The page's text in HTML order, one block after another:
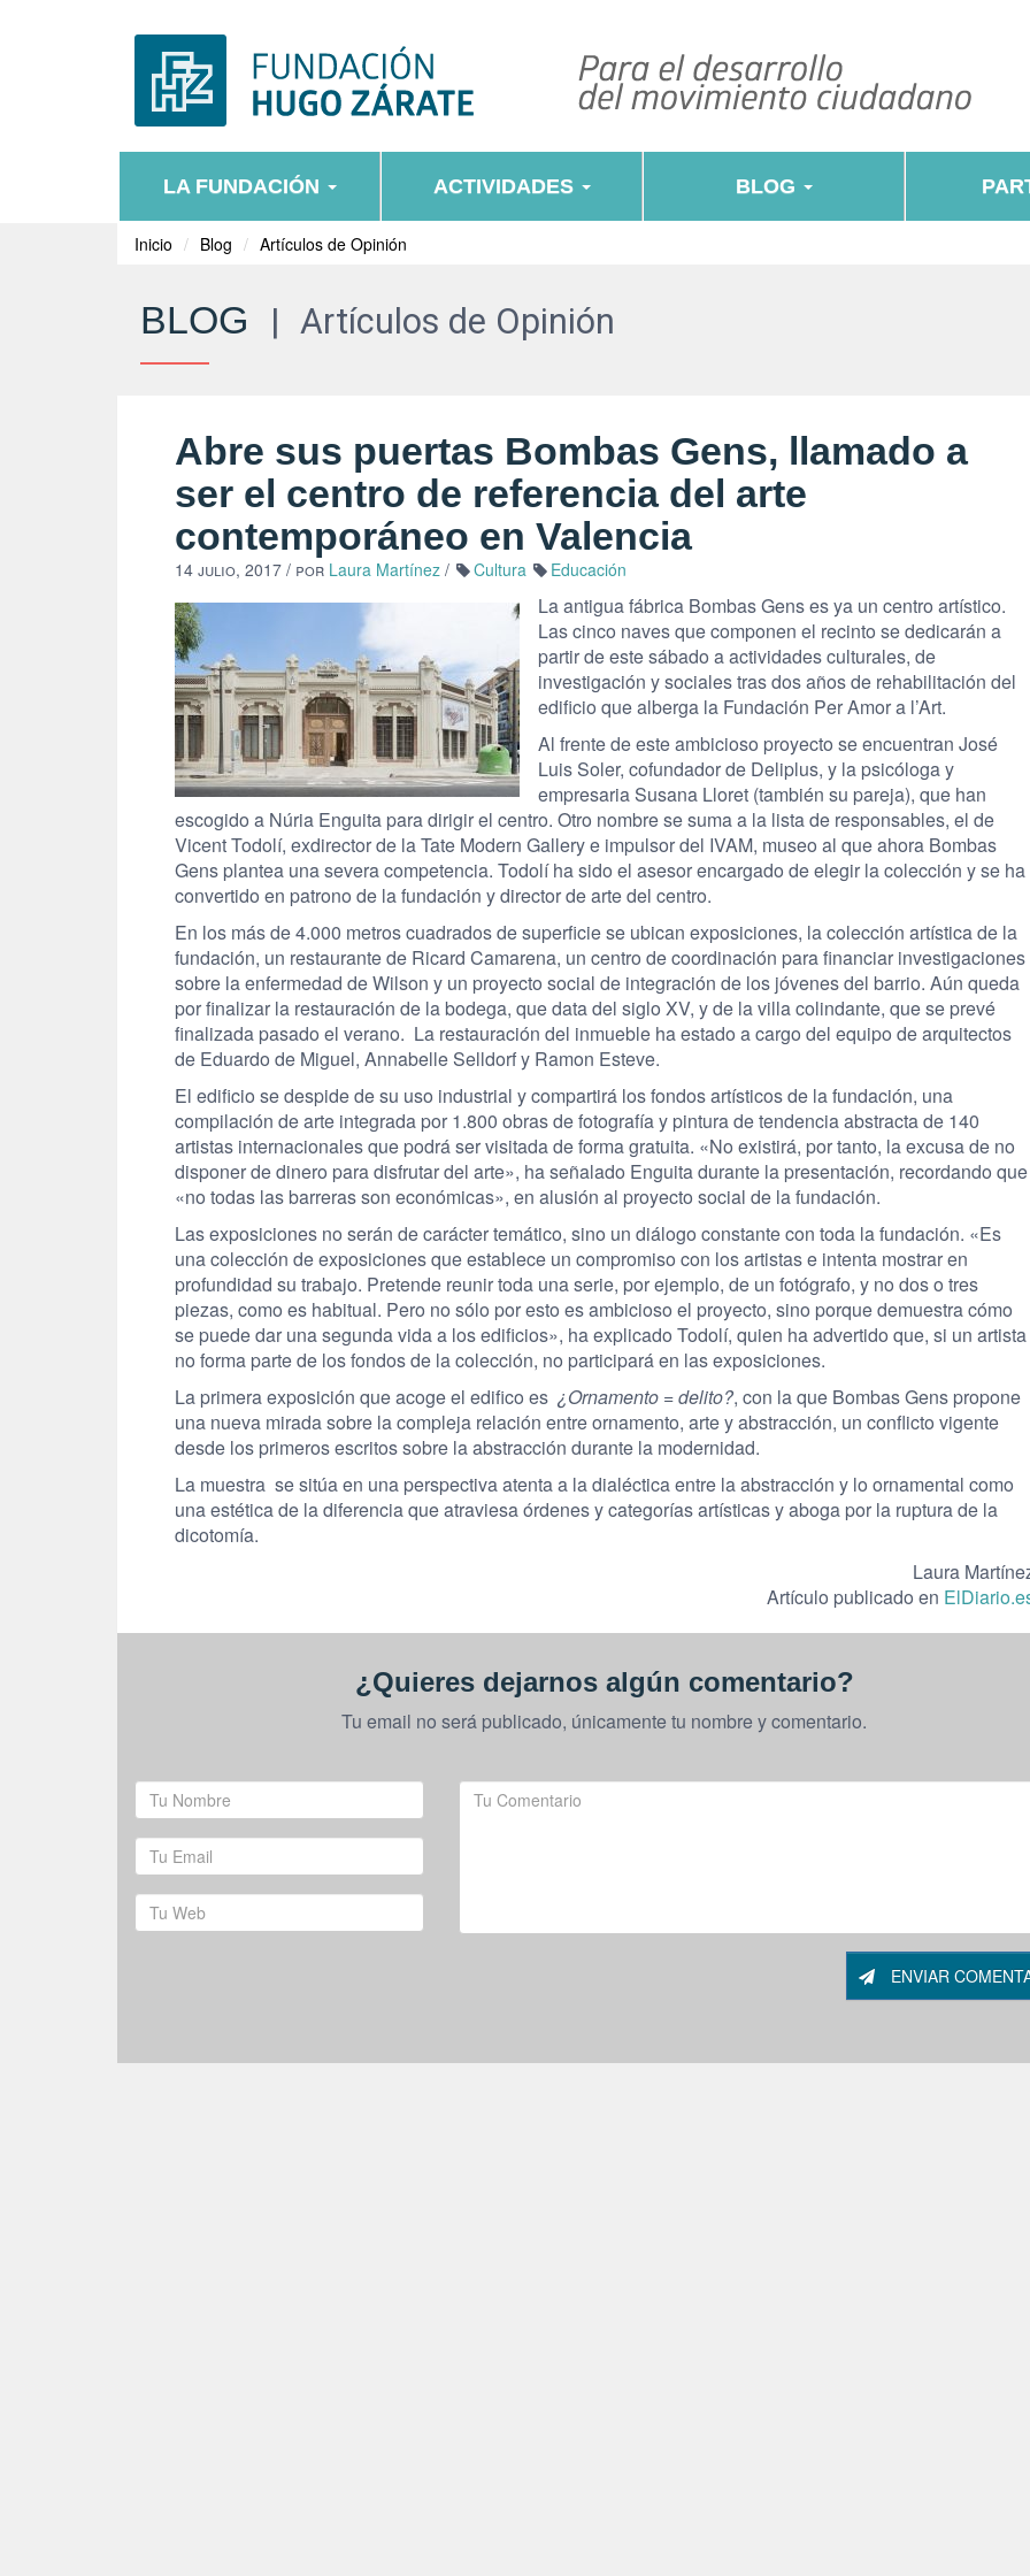
LA FUNDACIÓN ACTIVIDADES BLOG
Inicio Blog Artículos de Opinión
BLOG | Artículos de Opinión
Abre sus puertas Bombas Gens, llamado a
ser el centro de referencia del arte
contemporáneo en Valencia
14 julio, 2017 / por Laura Martínez / Cultura Educación
La antigua fábrica Bombas Gens es ya un centro artístico.
Las cinco naves que componen el recinto se dedicarán a
partir de este sábado a actividades culturales, de
investigación y sociales tras dos años de rehabilitación del
edificio que alberga la Fundación Per Amor a l’Art.
Al frente de este ambicioso proyecto se encuentran José
Luis Soler, cofundador de Deliplus, y la psicóloga y
empresaria Susana Lloret (también su pareja), que han
escogido a Núria Enguita para dirigir el centro. Otro nombre se suma a la lista de responsables, el de
Vicent Todolí, exdirector de la Tate Modern Gallery e impulsor del IVAM, museo al que ahora Bombas
Gens plantea una severa competencia. Todolí ha sido el asesor encargado de elegir la colección y se ha
convertido en patrono de la fundación y director de arte del centro.
En los más de 4.000 metros cuadrados de superficie se ubican exposiciones, la colección artística de la
fundación, un restaurante de Ricard Camarena, un centro de coordinación para financiar investigaciones
sobre la enfermedad de Wilson y un proyecto social de integración de los jóvenes del barrio. Aún queda
por finalizar la restauración de la bodega, que data del siglo XV, y de la villa colindante, que se prevé
finalizada pasado el verano. La restauración del inmueble ha estado a cargo del equipo de arquitectos
de Eduardo de Miguel, Annabelle Selldorf y Ramon Esteve.
El edificio se despide de su uso industrial y compartirá los fondos artísticos de la fundación, una
compilación de arte integrada por 1.800 obras de fotografía y pintura de tendencia abstracta de 140
artistas internacionales que podrá ser visitada de forma gratuita. «No existirá, por tanto, la excusa de no
disponer de dinero para disfrutar del arte», ha señalado Enguita durante la presentación, recordando que
«no todas las barreras son económicas», en alusión al proyecto social de la fundación.
Las exposiciones no serán de carácter temático, sino un diálogo constante con toda la fundación. «Es
una colección de exposiciones que establece un compromiso con los artistas e intenta mostrar en
profundidad su trabajo. Pretende reunir toda una serie, por ejemplo, de un fotógrafo, y no dos o tres
piezas, como es habitual. Pero no sólo por esto es ambicioso el proyecto, sino porque demuestra cómo
se puede dar una segunda vida a los edificios», ha explicado Todolí, quien ha advertido que, si un artista
no forma parte de los fondos de la colección, no participará en las exposiciones.
La primera exposición que acoge el edifico es ¿Ornamento = delito?, con la que Bombas Gens propone
una nueva mirada sobre la compleja relación entre ornamento, arte y abstracción, un conflicto vigente
desde los primeros escritos sobre la abstracción durante la modernidad.
La muestra se sitúa en una perspectiva atenta a la dialéctica entre la abstracción y lo ornamental como
unaestética de la diferenciaque atraviesa órdenes y categorías artísticas y aboga por la ruptura de la
dicotomía.
Laura
Artículo publicado en
¿Quieres dejarnos algún comentario?
Tu email no será publicado, únicamente tu nombre y comentario.
ENVIAR